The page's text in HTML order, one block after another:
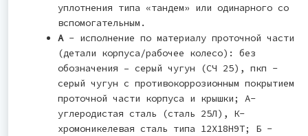
уплотнения типа «тандем» или одинарного со
вспомогательным.
А- исполнение по материалу проточной части
(детали корпуса/рабочее колесо): без
обозначения – серый чугун (СЧ 25), пкп -
серый чугун с противокоррозионным покрытием
проточной части корпуса и крышки; А-
углеродистая сталь (сталь 25Л), К-
хромоникелевая сталь типа 12Х18Н9Т; Б -